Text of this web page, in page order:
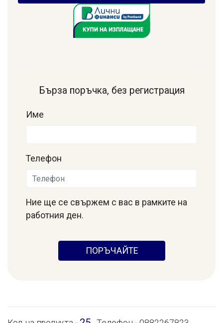
Бърза поръчка, без регистрация
Име
Телефон
Ние ще се свържем с вас в рамките на
работния ден.
ПОРЪЧАЙТЕ